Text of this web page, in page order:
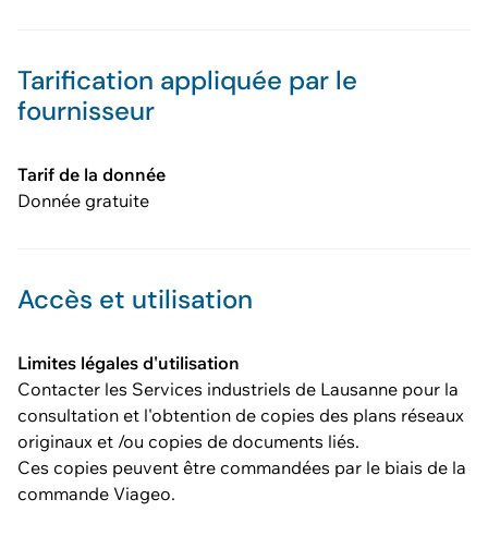
Tarification appliquée par le
fournisseur
Tarif de la donnée
Donnée gratuite
Accès et utilisation
Limites légales d'utilisation
Contacter les Services industriels de Lausanne pour la
consultation et l'obtention de copies des plans réseaux
originaux et /ou copies de documents liés.
Ces copies peuvent être commandées par le biais de la
commande Viageo.